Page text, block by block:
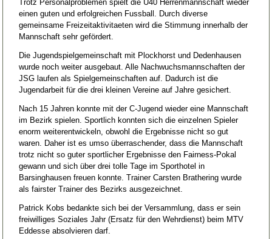
Trotz Personalproblemen spielt die Ü40 Herrenmannschaft wieder
einen guten und erfolgreichen Fussball. Durch diverse
gemeinsame Freizeitaktivitaeten wird die Stimmung innerhalb der
Mannschaft sehr gefördert.
Die Jugendspielgemeinschaft mit Plockhorst und Dedenhausen
wurde noch weiter ausgebaut. Alle Nachwuchsmannschaften der
JSG laufen als Spielgemeinschaften auf. Dadurch ist die
Jugendarbeit für die drei kleinen Vereine auf Jahre gesichert.
Nach 15 Jahren konnte mit der C-Jugend wieder eine Mannschaft
im Bezirk spielen. Sportlich konnten sich die einzelnen Spieler
enorm weiterentwickeln, obwohl die Ergebnisse nicht so gut
waren. Daher ist es umso überraschender, dass die Mannschaft
trotz nicht so guter sportlicher Ergebnisse den Fairness-Pokal
gewann und sich über drei tolle Tage im Sporthotel in
Barsinghausen freuen konnte. Trainer Carsten Brathering wurde
als fairster Trainer des Bezirks ausgezeichnet.
Patrick Kobs bedankte sich bei der Versammlung, dass er sein
freiwilliges Soziales Jahr (Ersatz für den Wehrdienst) beim MTV
Eddesse absolvieren darf.